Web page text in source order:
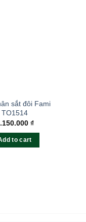
sắt đôi Fami
TO1514
₫
to cart